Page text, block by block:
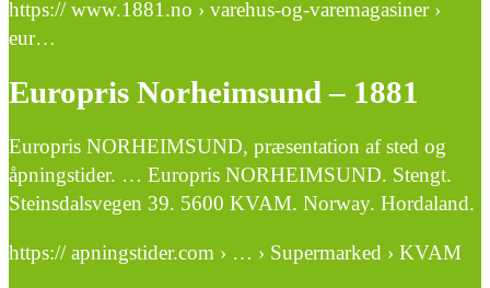
https:// www.1881.no › varehus-og-varemagasiner ›
eur…
Europris Norheimsund – 1881
Europris NORHEIMSUND, præsentation af sted og
åpningstider. … Europris NORHEIMSUND. Stengt.
Steinsdalsvegen 39. 5600 KVAM. Norway. Hordaland.
https:// apningstider.com › … › Supermarked › KVAM